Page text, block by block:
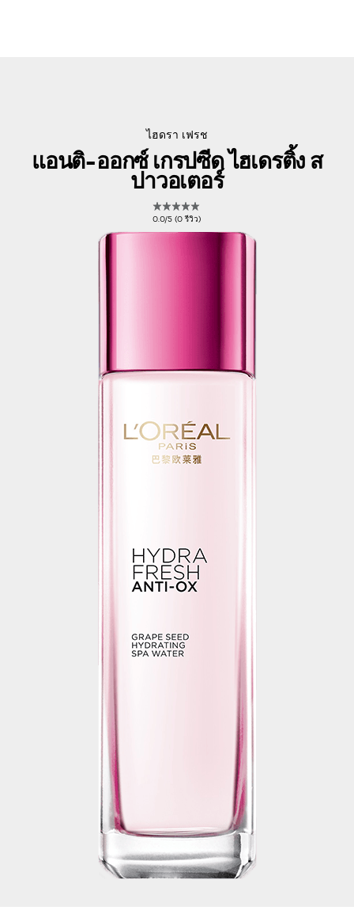
ไฮดรา เฟรช
แอนติ-ออกซ์ เกรปซีด ไฮเดรติ้ง ส
ปาวอเตอร์
0.0/5 (0 รีวิว)